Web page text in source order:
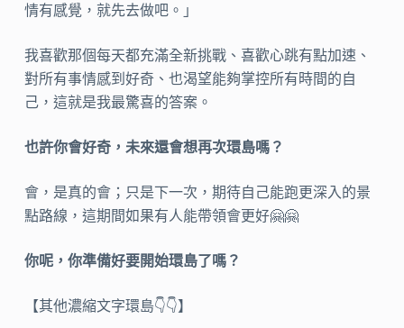
情有感覺，就先去做吧。」
我喜歡那個每天都充滿全新挑戰、喜歡心跳有點加速、
對所有事情感到好奇、也渴望能夠掌控所有時間的自
己，這就是我最驚喜的答案。
也許你會好奇，未來還會想再次環島嗎？
會，是真的會；只是下一次，期待自己能跑更深入的景
點路線，這期間如果有人能帶領會更好🤗🤗
你呢，你準備好要開始環島了嗎？
【其他濃縮文字環島👇👇】